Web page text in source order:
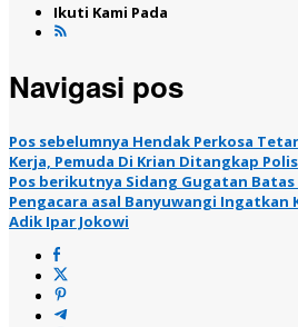
Ikuti Kami Pada
Navigasi pos
Pos sebelumnya Hendak Perkosa
Kerja, Pemuda Di Krian Ditangkap
Pos berikutnya Sidang Gugatan Batas
Pengacara asal Banyuwangi Ingatkan
Adik Ipar Jokowi